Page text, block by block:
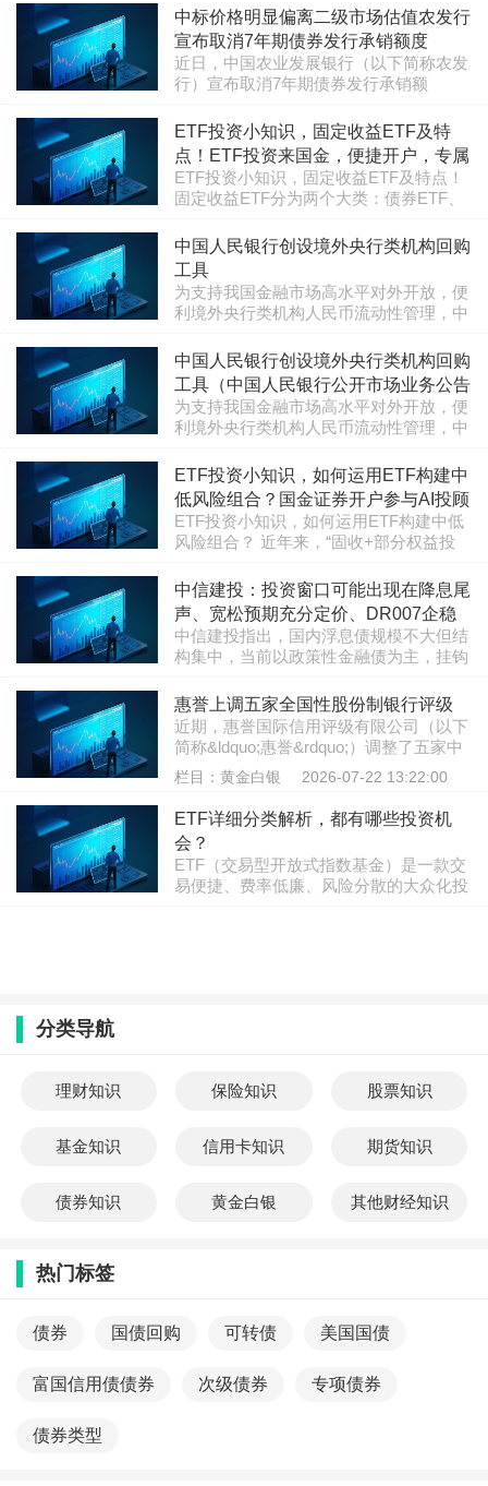
张负债工具向精细化流动性管理工具转
型，银行业同业业务的定位与功能正在..
各项规定的，所以我们才这么做。”《每
日经济新闻》记者（以下简称每经记者）
以投资者身份咨询农发行，对方表示，除
此之外没有其他可透露的。农发行官方表
示，6月2日，其2026年第七十四次金融债
09250407）中标价格明显偏离二级市场
估值。结合该期债券投标实际情况，为..
中标价格明显偏离二级市场估值农发行
宣布取消7年期债券发行承销额度
近日，中国农业发展银行（以下简称农发
行）宣布取消7年期债券发行承销额
各项规定的，所以我们才这么做。”《每
日经济新闻》记者（以下简称每经记者）
以投资者身份咨询农发行，对方表示，除
此之外没有其他可透露的。农发行官方表
示，6月2日，其2026年第七十四次金融债
09250407）中标价格明显偏离二级市场
估值。结合该期债券投标实际情况，为..
ETF投资小知识，固定收益ETF及特
点！ETF投资来国金，便捷开户，专属
ETF投顾工具体验！
ETF投资小知识，固定收益ETF及特点！
固定收益ETF分为两个大类：债券ETF、
跟踪标的的ETF，投资者既可以在一级市
场以组合证券或现金申购、赎回债券ETF
份额也可以在二级市场买卖债券ETF份
额。债券ETF可细分为国债、地方政府
债、政策性金融债、信用债等品种，为场
具。 货币ETF是一种既可在交易所二级市
场买卖，又可以在交易所..
中国人民银行创设境外央行类机构回购
工具
为支持我国金融市场高水平对外开放，便
利境外央行类机构人民币流动性管理，中
具(FIMA RMB Repo)，向符合条件的境外
央行类机构提供人民币流动性。境外央行
类机构指境外央行或货币当局、国际金融
组织、主权财富基金。回购工具的操作方
式包括质押式和买断式。回购债券种类包
人民银行认可的高等级人民币债券。回购
期限包括7天、1个月、3个..
中国人民银行创设境外央行类机构回购
工具（中国人民银行公开市场业务公告
〔20...
为支持我国金融市场高水平对外开放，便
利境外央行类机构人民币流动性管理，中
具(FIMA RMB Repo)，向符合条件的境外
央行类机构提供人民币流动性。境外央行
类机构指境外央行或货币当局、国际金融
组织、主权财富基金。回购工具的操作方
式包括质押式和买断式。回购债券种类包
人民银行认可的高等级人民币债券。回购
期限包括7天、1个月、3个..
ETF投资小知识，如何运用ETF构建中
低风险组合？国金证券开户参与AI投顾
工具体验活动！
ETF投资小知识，如何运用ETF构建中低
风险组合？ 近年来，“固收+部分权益投
获得了投资者的青睐。今天给大家分享运
用ETF构建中低风险组合策略第二种：风
险评价/风险预算模型。 1.风险预算模
型：放松对风险均衡配置的严格要求，投
资者可以根据自身风险偏好去设定各资产
算模型的一个特例，是对投资组合中不同
资产分配相同的风险权重的一..
中信建投：投资窗口可能出现在降息尾
声、宽松预期充分定价、DR007企稳
或资...
中信建投指出，国内浮息债规模不大但结
构集中，当前以政策性金融债为主，挂钩
固息债的优势并非无条件成立，关键取决
于无风险利率与挂钩基准利率的组合变
化：当DR007或LPR上行并带动票息重定
价时，浮息债相对占优；若无风险利率上
行而基准利率下行或低位运行，浮息债承
缺乏明显上行基础，短期不宜高估浮息债
配置价值。后续更顺畅的投..
惠誉上调五家全国性股份制银行评级
近期，惠誉国际信用评级有限公司（以下
简称&ldquo;惠誉&rdquo;）调整了五家中
资全国性股份制银行评级，其中，上调了
浦发银行和兴业银行的长期发行人主体评
级和生存力评级，上一次上调这两家长期
发行人主体评级分别在2017年、2021
年；还上调了招商银行、中信银行和光大
银行的生存力评级。但与此同时，多家评
级机构对部分中小银行的评级持谨慎态
栏目：黄金白银 2026-07-22 13:22:00
ETF详细分类解析，都有哪些投资机
会？
ETF（交易型开放式指数基金）是一款交
易便捷、费率低廉、风险分散的大众化投
分类导航
理财知识 保险知识 股票知识
基金知识 信用卡知识 期货知识
债券知识 黄金白银 其他财经知识
热门标签
债券 国债回购 可转债 美国国债
富国信用债债券 次级债券 专项债券
债券类型